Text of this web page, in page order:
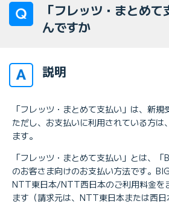
「フレッツ・まとめ
んですか
説明
「フレッツ・まとめて支払い」は、新規
ただし、お支払いに利用されている方は
ます。
「フレッツ・まとめて支払い」とは、「
のお客さま向けのお支払い方法です。
NTT東日本/NTT西日本のご利用料金を
ます（請求元は、NTT東日本または西日